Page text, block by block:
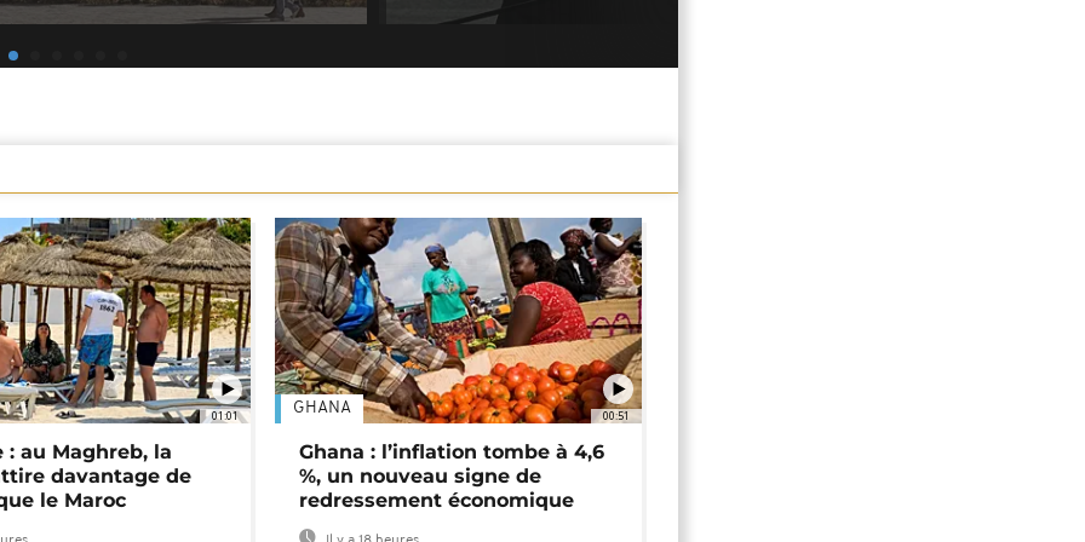
01:01
: au Maghreb, la
davantage de
le Maroc
00:51
GHANA
Ghana : l’inflation tombe à 4,6
%, un nouveau signe de
redressement économique